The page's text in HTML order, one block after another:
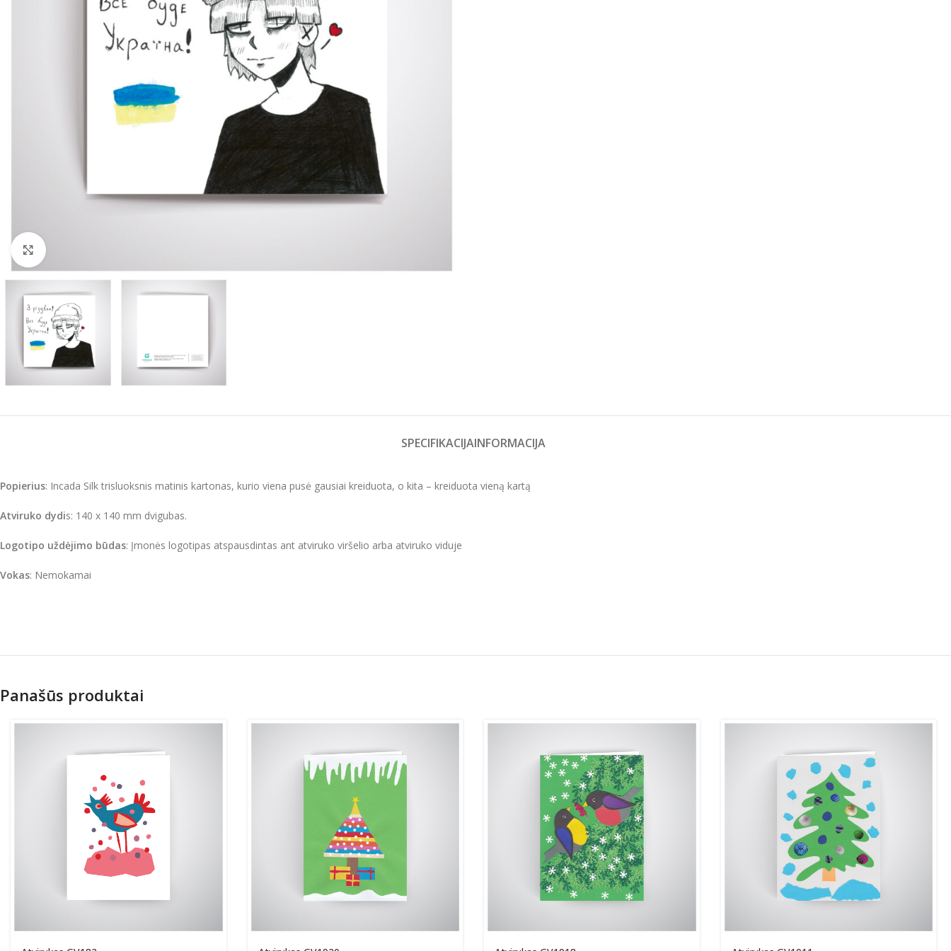
SPECIFIKACIJAINFORMACIJA
Popierius: Incada Silk trisluoksnis matinis kartonas, kurio viena pusė gausiai kreiduota, o kita – kreiduota vieną kartą
Atviruko dydis: 140 x 140 mm dvigubas.
Logotipo uždėjimo būdas: Įmonės logotipas atspausdintas ant atviruko viršelio arba atviruko viduje
Vokas: Nemokamai
Panašūs produktai